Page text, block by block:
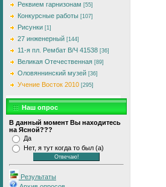
Реквием гарнизонам [55]
Конкурсные работы [107]
Рисунки [1]
27 инженерный [144]
11-я пл. Рембат В/Ч 41538 [36]
Великая Отечественная [89]
Оловяннинский музей [36]
Учение Восток 2010 [295]
Наш опрос
В данный момент Вы находитесь
на Ясной???
Да
Нет, я тут когда то был (а)
Результаты